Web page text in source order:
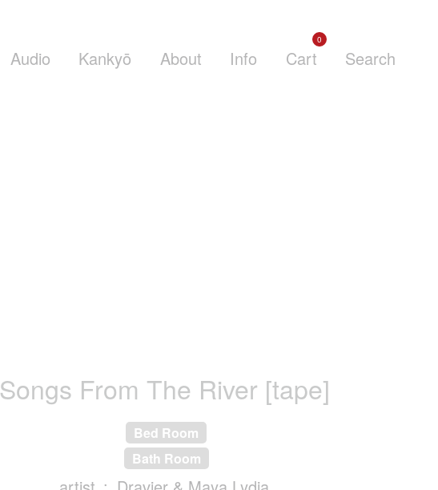
Audio Kankyō About Info Cart
0
Search
Songs From The River [tape]
Bed Room
Bath Room